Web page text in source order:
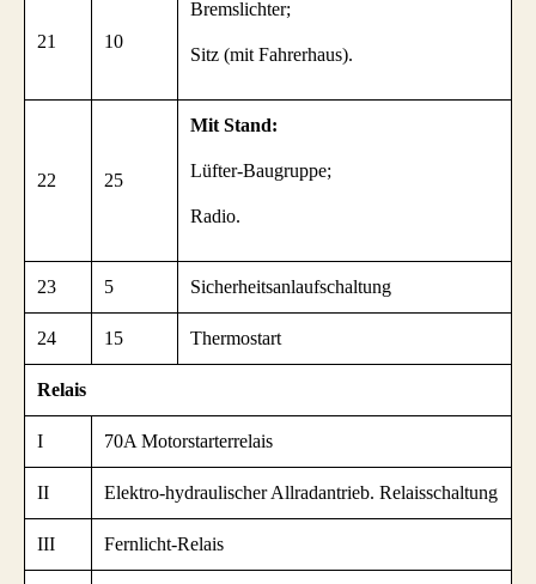
21 10
Bremslichter;
Sitz (mit Fahrerhaus).
22 25
Mit Stand:
Lüfter-Baugruppe;
Radio.
23 5 Sicherheitsanlaufschaltung
24 15 Thermostart
Relais
I 70A Motorstarterrelais
II Elektro-hydraulischer Allradantrieb. Relaisschaltung
III Fernlicht-Relais